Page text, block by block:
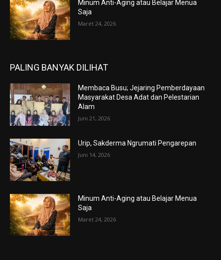
Minum Anti-Aging atau Belajar Menua
Saja
Maret 24, 2026
PALING BANYAK DILIHAT
Membaca Busu; Jejaring Pemberdayaan
Masyarakat Desa Adat dan Pelestarian
Alam
Juni 21, 2026
Urip, Sakderma Ngrumati Pengarepan
Juni 14, 2026
Minum Anti-Aging atau Belajar Menua
Saja
Maret 24, 2026